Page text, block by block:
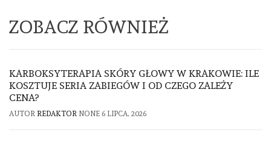
ZOBACZ RÓWNIEŻ
KARBOKSYTERAPIA SKÓRY GŁOWY W KRAKOWIE: ILE
KOSZTUJE SERIA ZABIEGÓW I OD CZEGO ZALEŻY
CENA?
AUTOR REDAKTOR NONE 6 LIPCA, 2026